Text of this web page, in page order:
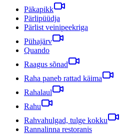
Päkapikk
Pärlipüüdja
Pärlist veinipeekriga
Pühajärv
Quando
Raagus sõnad
Raha paneb rattad käima
Rahalaul
Rahu
Rahvahulgad, tulge kokku
Rannalinna restoranis